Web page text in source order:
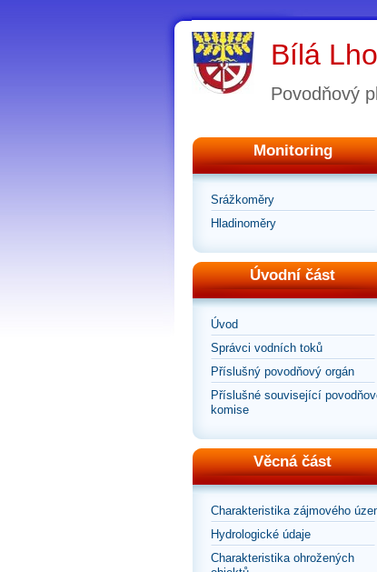
Bílá
Povodňový
Monitoring
Srážkoměry
Hladinoměry
Úvodní část
Úvod
Správci vodních toků
Příslušný povodňový orgán
Příslušné související
komise
Věcná část
Charakteristika zájmového
Hydrologické údaje
Charakteristika ohrožených